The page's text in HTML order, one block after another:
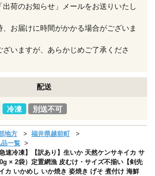
荷のお知らせ」メールをお送りいたし
お届けに時間がかかる場合がございま
ざいますが、あらかじめご了承くださ
配送
冷凍 別送不可
地方
福井県越前町
一覧
速冷凍】【訳あり】生いか 天然ケンサキイカ サ
× 2袋）定置網漁 皮むけ・サイズ不揃い【剣先
カ いかめし いか焼き 姿焼き げそ 煮付け 海鮮